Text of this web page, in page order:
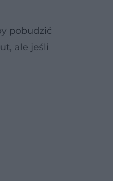
pobudzić
ale jeśli